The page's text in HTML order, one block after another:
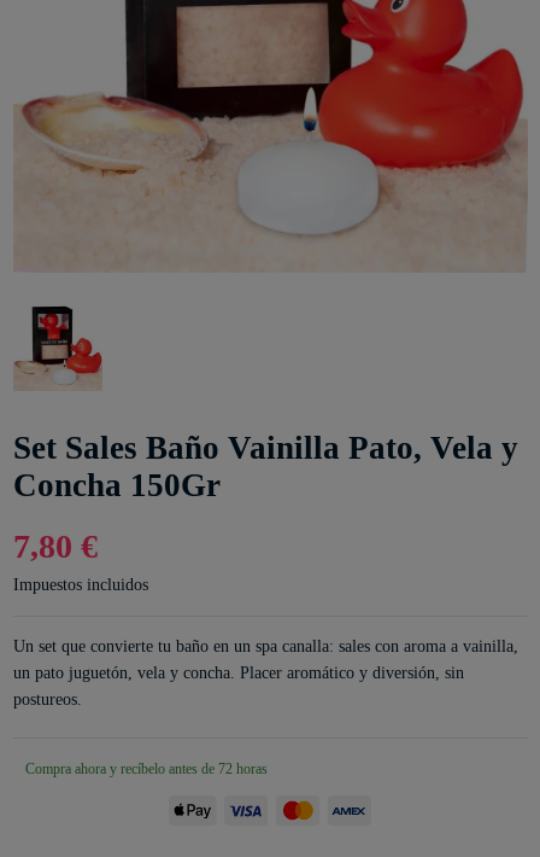
Set Sales Baño Vainilla Pato, Vela y
Concha 150Gr
7,80 €
Impuestos incluidos
Un set que convierte tu baño en un spa canalla: sales con aroma a vainilla,
un pato juguetón, vela y concha. Placer aromático y diversión, sin
postureos.
Compra ahora y recíbelo antes de 72 horas